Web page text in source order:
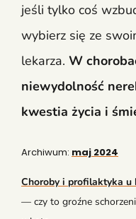
jeśli tylko coś
wybierz się ze
lekarza. W
niewydolność
kwestia życia i
Archiwum: maj 2024
Choroby i profilaktyka u
— czy to groźne